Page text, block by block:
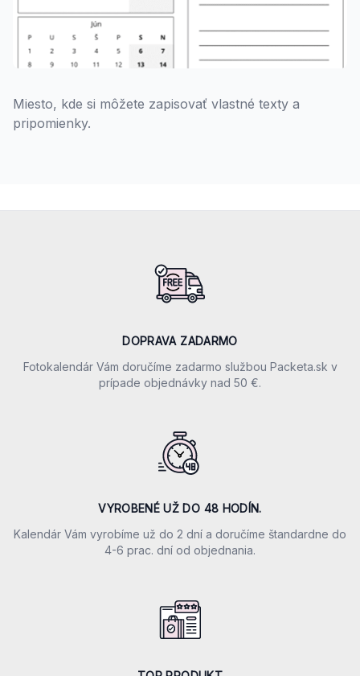
Miesto, kde si môžete zapisovať vlastné texty a
pripomienky.
DOPRAVA ZADARMO
Fotokalendár Vám doručíme zadarmo službou Packeta.sk v
prípade objednávky nad 50 €.
VYROBENÉ UŽ DO 48 HODÍN.
Kalendár Vám vyrobíme už do 2 dní a doručíme štandardne do
4-6 prac. dní od objednania.